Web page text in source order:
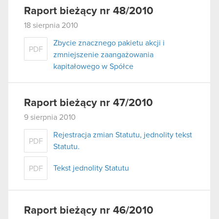
używanie plików cookie.
Raport bieżący nr 48/2010
18 sierpnia 2010
PDF
Zbycie znacznego pakietu akcji i
zmniejszenie zaangażowania
kapitałowego w Spółce
Raport bieżący nr 47/2010
9 sierpnia 2010
PDF
Rejestracja zmian Statutu, jednolity tekst
Statutu.
PDF Tekst jednolity Statutu
Raport bieżący nr 46/2010